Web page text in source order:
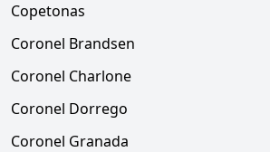
Copetonas
Coronel Brandsen
Coronel Charlone
Coronel Dorrego
Coronel Granada